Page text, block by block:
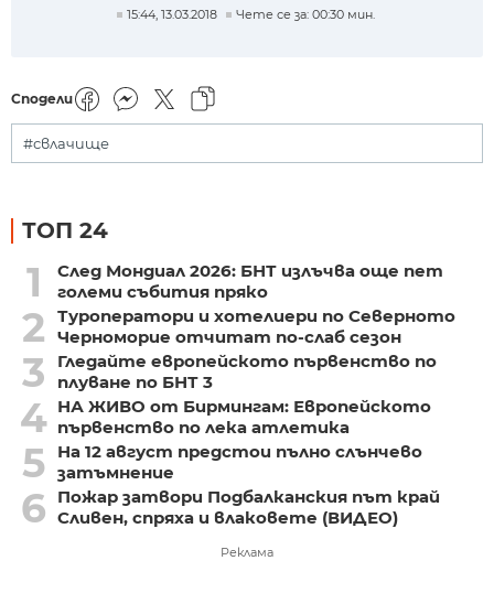
15:44, 13.03.2018 Чете се за: 00:30 мин.
Сподели
#свлачище
ТОП 24
1
След Мондиал 2026: БНТ излъчва още пет
големи събития пряко
2
Туроператори и хотелиери по Северното
Черноморие отчитат по-слаб сезон
3
Гледайте европейското първенство по
плуване по БНТ 3
4 НА ЖИВО от Бирмингам: Европейското
първенство по лека атлетика
5
На 12 август предстои пълно слънчево
затъмнение
6
Пожар затвори Подбалканския път край
Сливен, спряха и влаковете (ВИДЕО)
Реклама